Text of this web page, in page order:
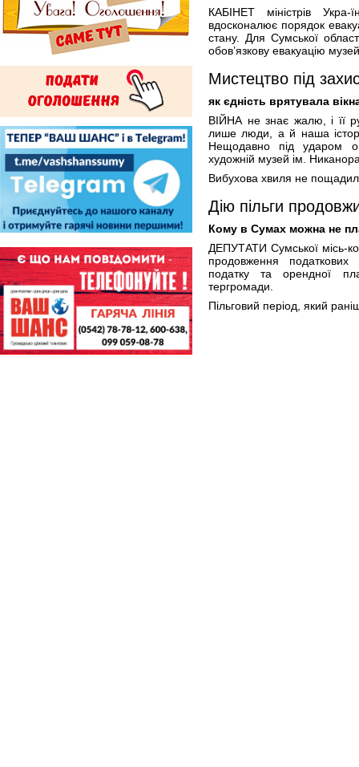
КАБІНЕТ міністрів
вдосконалює порядок
стану. Для Сумської
обов’язкову евакуацію
Мистецтво під
як єдність врятувала
ВІЙНА не знає жалю, і її
лише люди, а й наша
Нещодавно під ударом
художній музей ім.
Вибухова хвиля не
Дію пільги
Кому в Сумах можна не
ДЕПУТАТИ Сумської місь-
продовження податкових
податку та орендної
тергромади.
Пільговий період, який